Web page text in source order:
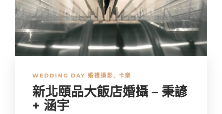
WEDDING DAY 婚禮攝影, 卡樂
新北頤品大飯店婚攝 – 秉諺
+ 涵宇